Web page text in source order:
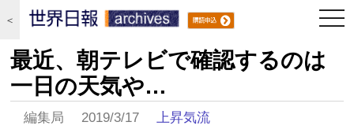
＜
最近、朝テレビで確認するのは
一日の天気や…
編集局 2019/3/17上昇気流